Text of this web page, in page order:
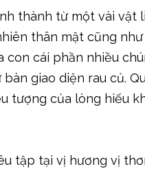
thành từ một vài vật
thân mật cũng
con cái phần nhiều
giao diện rau củ.
tượng của lòng hiếu
tập tại vị hương vị